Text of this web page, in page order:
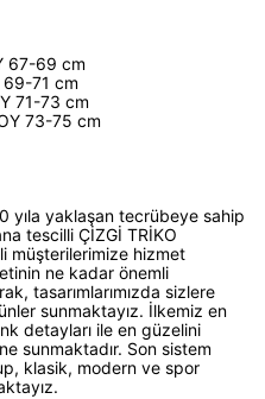
67-69 cm
69-71 cm
71-73 cm
73-75 cm
yıla yaklaşan tecrübeye sahip
tescilli ÇİZGİ TRİKO
müşterilerimize hizmet
ne kadar önemli
tasarımlarımızda sizlere
sunmaktayız. İlkemiz en
detayları ile en güzelini
sunmaktadır. Son sistem
klasik, modern ve spor